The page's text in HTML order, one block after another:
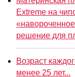
Extreme на
решение для
Возраст
менее 25 лет...